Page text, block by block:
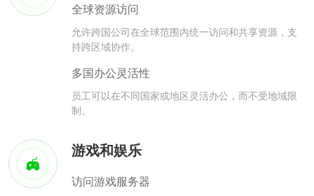
全球资源访问
允许跨国公司在全球范围内统一访问和共享资源，支
持跨区域协作。
多国办公灵活性
员工可以在不同国家或地区灵活办公，而不受地域限
制。
游戏和娱乐
访问游戏服务器